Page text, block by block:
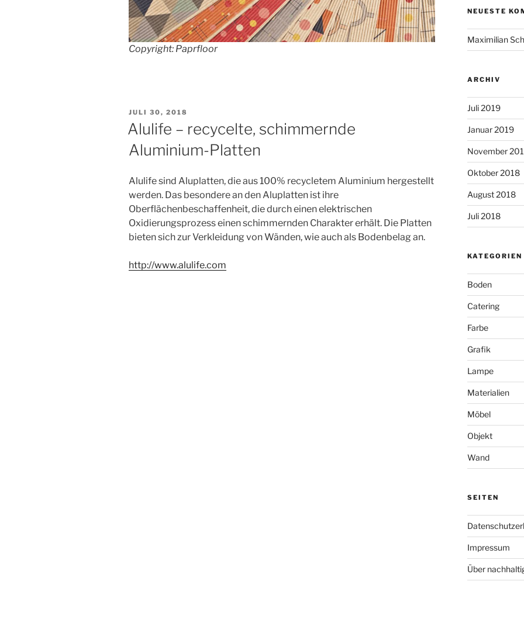
Copyright: Paprfloor
VERÖFFENTLICHT
AM
JULI 30, 2018
Alulife – recycelte, schimmernde
Aluminium-Platten
Alulife sind Aluplatten, die aus 100% recycletem Aluminium hergestellt
werden. Das besondere an den Aluplatten ist ihre
Oberflächenbeschaffenheit, die durch einen elektrischen
Oxidierungsprozess einen schimmernden Charakter erhält. Die Platten
bieten sich zur Verkleidung von Wänden, wie auch als Bodenbelag an.
http://www.alulife.com
NEUESTE
Maximilian
ARCHIV
Juli 2019
Januar 2019
November
Oktober 2018
August 2018
Juli 2018
KATEGORIEN
Boden
Catering
Farbe
Grafik
Lampe
Materialien
Möbel
Objekt
Wand
SEITEN
Impressum
Über